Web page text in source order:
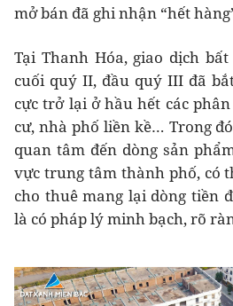
mở bán đã ghi nhận “hết
Tại Thanh Hóa, giao dịch
cuối quý II, đầu quý III đã
cực trở lại ở hầu hết các
cư, nhà phố liền kề… Trong
quan tâm đến dòng sản
vực trung tâm thành phố, có
cho thuê mang lại dòng tiền
là có pháp lý minh bạch, rõ